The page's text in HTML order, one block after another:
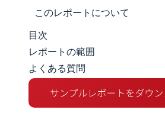
このレポートについて
マーケットスナップショット
市場概要
主な市場動向
目次
レポートの範囲
よくある質問